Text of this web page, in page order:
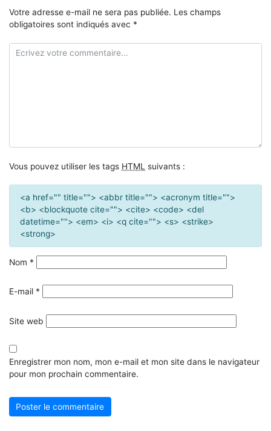
Votre adresse e-mail ne sera pas publiée. Les champs
obligatoires sont indiqués avec *
Vous pouvez utiliser les tags HTML suivants :
<a href="" title=""> <abbr title=""> <acronym title="">
<b> <blockquote cite=""> <cite> <code> <del
datetime=""> <em> <i> <q cite=""> <s> <strike>
<strong>
Nom *
E-mail *
Site web
Enregistrer mon nom, mon e-mail et mon site dans le navigateur
pour mon prochain commentaire.